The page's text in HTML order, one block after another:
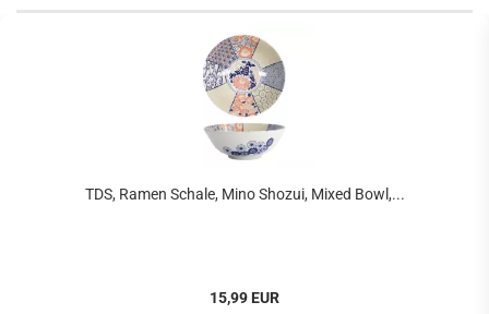
TDS, Ramen Schale, Mino Shozui, Mixed Bowl,...
15,99 EUR